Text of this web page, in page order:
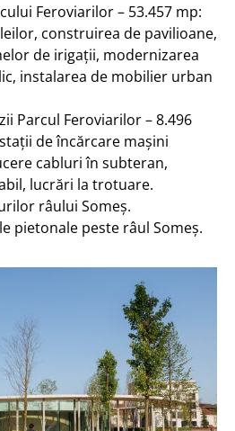
Feroviarilor – 53.457 mp:
construirea de pavilioane,
de irigații, modernizarea
instalarea de mobilier urban
Parcul Feroviarilor – 8.496
de încărcare mașini
cabluri în subteran,
lucrări la trotuare.
râului Someș.
pietonale peste râul Someș.